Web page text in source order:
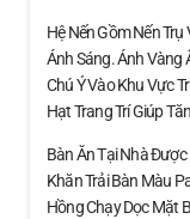
Hệ Nến Gồm Nến
Ánh Sáng. Ánh Vàng
Chú Ý Vào Khu Vực
Hạt Trang Trí Giúp
Bàn Ăn Tại Nhà Được
Khăn Trải Bàn Màu
Hồng Chạy Dọc Mặt